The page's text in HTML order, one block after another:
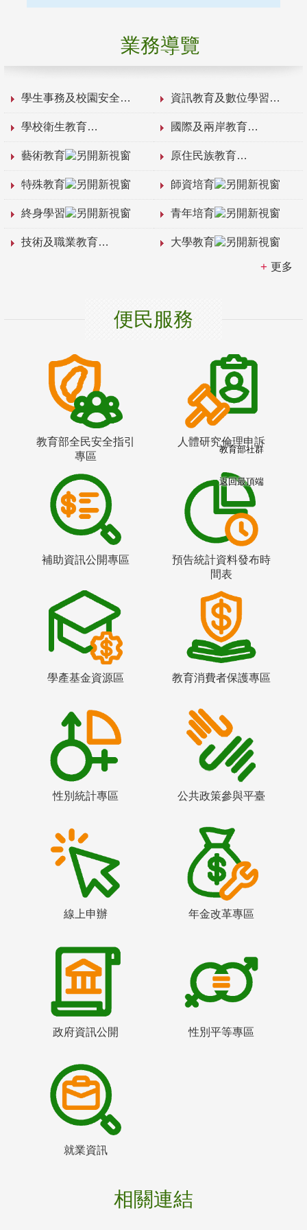
業務導覽
學生事務及校園安全 資訊教育及數位學習
學校衛生教育 國際及兩岸教育
藝術教育 原住民族教育
特殊教育 師資培育
終身學習 青年培育
技術及職業教育 大學教育
更多
便民服務
教育部全民安全指引
專區
人體研究倫理申訴
補助資訊公開專區
預告統計資料發布時
間表
學產基金資源區 教育消費者保護專區
性別統計專區 公共政策參與平臺
線上申辦 年金改革專區
政府資訊公開 性別平等專區
就業資訊
相關連結
教育部社群
返回最頂端